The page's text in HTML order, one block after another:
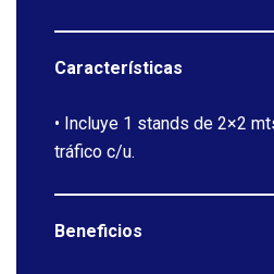
Características
• Incluye 1 stands de 2×2
tráfico c/u.
Beneficios